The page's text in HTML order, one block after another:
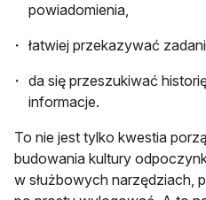
powiadomienia,
łatwiej przekazywać
da się przeszukiwać
informacje.
To nie jest tylko kwestia
budowania kultury
w służbowych narzędziach,